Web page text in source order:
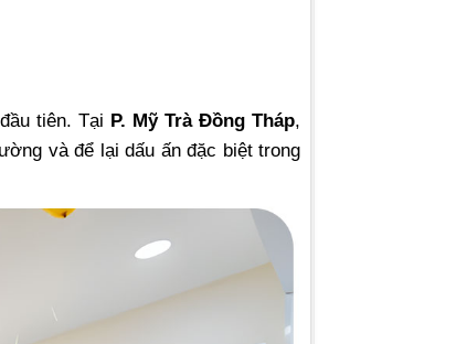
tiên. Tại P. Mỹ Trà Đồng Tháp,
và để lại dấu ấn đặc biệt trong